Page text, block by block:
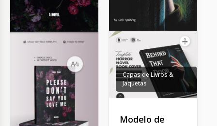
Capas de Livros &
Jaquetas
Modelo de